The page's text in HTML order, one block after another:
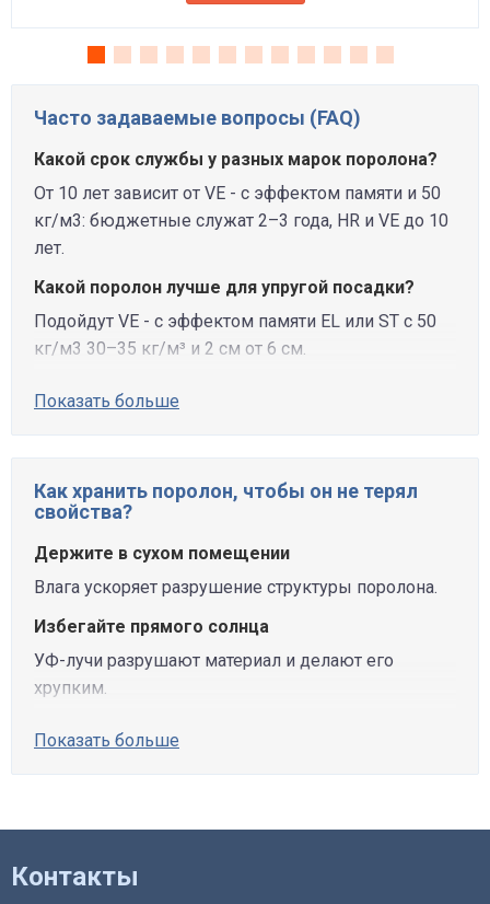
Часто задаваемые вопросы (FAQ)
Какой срок службы у разных марок поролона?
От 10 лет зависит от VE - с эффектом памяти и 50
кг/м3: бюджетные служат 2–3 года, HR и VE до 10
лет.
Какой поролон лучше для упругой посадки?
Подойдут VE - с эффектом памяти EL или ST с 50
кг/м3 30–35 кг/м³ и 2 см от 6 см.
Показать больше
Как хранить поролон, чтобы он не терял
свойства?
Держите в сухом помещении
Влага ускоряет разрушение структуры поролона.
Избегайте прямого солнца
УФ-лучи разрушают материал и делают его
хрупким.
Показать больше
Контакты